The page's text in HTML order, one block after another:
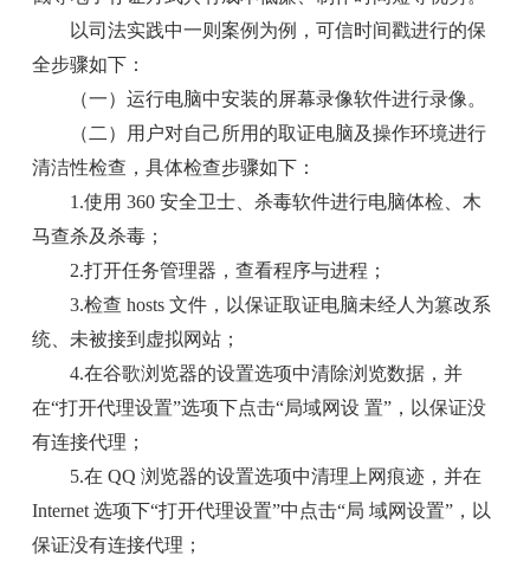
以司法实践中一则案例为例，可信时间戳进行的保
全步骤如下：
（一）运行电脑中安装的屏幕录像软件进行录像。
（二）用户对自己所用的取证电脑及操作环境进行
清洁性检查，具体检查步骤如下：
1.使用 360 安全卫士、杀毒软件进行电脑体检、木
马查杀及杀毒；
2.打开任务管理器，查看程序与进程；
3.检查 hosts 文件，以保证取证电脑未经人为篡改系
统、未被接到虚拟网站；
4.在谷歌浏览器的设置选项中清除浏览数据，并
在“打开代理设置”选项下点击“局域网设 置”，以保证没
有连接代理；
5.在 QQ 浏览器的设置选项中清理上网痕迹，并在
Internet 选项下“打开代理设置”中点击“局 域网设置”，以
保证没有连接代理；